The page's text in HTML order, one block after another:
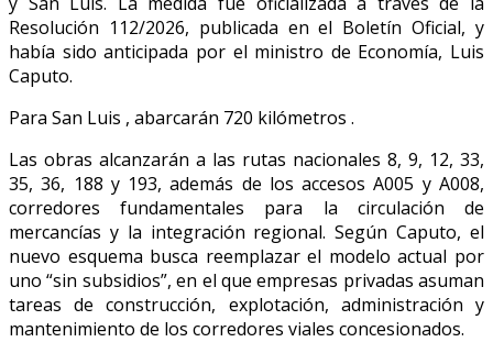
Resolución 112/2026, publicada en el Boletín Oficial, y
había sido anticipada por el ministro de Economía, Luis
Caputo.
Para San Luis , abarcarán 720 kilómetros .
Las obras alcanzarán a las rutas nacionales 8, 9, 12, 33,
35, 36, 188 y 193, además de los accesos A005 y A008,
corredores fundamentales para la circulación de
mercancías y la integración regional. Según Caputo, el
nuevo esquema busca reemplazar el modelo actual por
uno “sin subsidios”, en el que empresas privadas asuman
tareas de construcción, explotación, administración y
mantenimiento de los corredores viales concesionados.